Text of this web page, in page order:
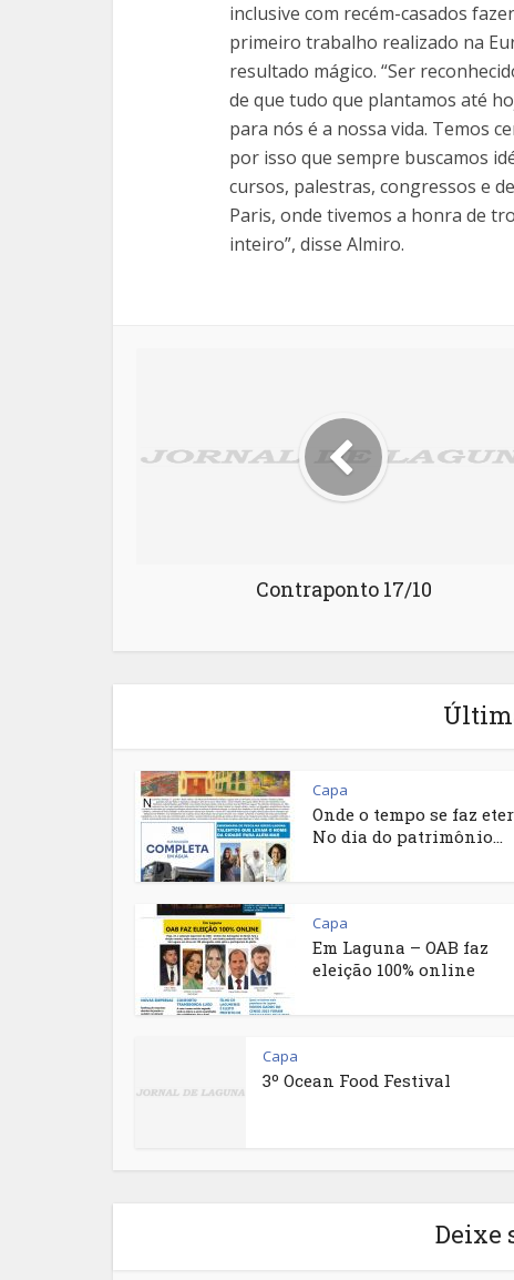
inclusive com recém-casados
primeiro trabalho realizado na
resultado mágico. “Ser
de que tudo que plantamos até
para nós é a nossa vida. Temos
por isso que sempre buscamos
cursos, palestras, congressos e
Paris, onde tivemos a honra de
inteiro”, disse Almiro.
Contraponto 17/10
Capa
Onde o tempo se faz
No dia do patrimônio...
Capa
Em Laguna – OAB faz
eleição 100% online
Capa
3º Ocean Food Festival
Deixe